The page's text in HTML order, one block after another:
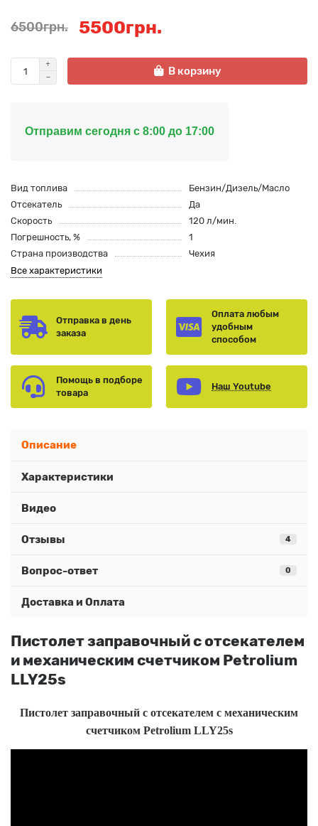
6500грн. 5500грн.
В корзину
Отправим сегодня с 8:00 до 17:00
Вид топлива
Бензин/Дизель/Масло
Отсекатель
Да
Скорость
120 л/мин.
Погрешность, %
1
Страна производства
Чехия
Все характеристики
Отправка в день
заказа
Оплата любым
удобным
способом
Помощь в подборе
товара
Наш Youtube
Описание
Характеристики
Видео
Отзывы 4
Вопрос-ответ 0
Доставка и Оплата
Пистолет заправочный c отсекателем
и механическим счетчиком Petrolium
LLY25s
Пистолет заправочный c отсекателем с механическим
счетчиком Petrolium LLY25s